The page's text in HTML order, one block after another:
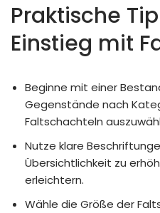
Praktische
Einstieg mit
Beginne mit einer
Gegenstände nach
Faltschachteln
Nutze klare
Übersichtlichkeit zu
erleichtern.
Wähle die Größe der